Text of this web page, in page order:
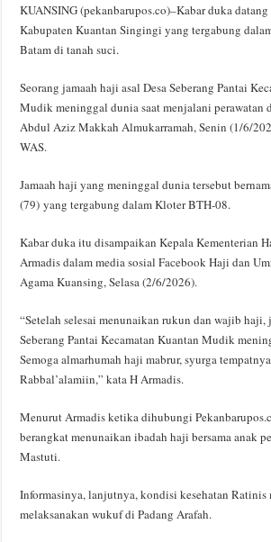
KUANSING (pekanbarupos.co)–Kabar duka
Kabupaten Kuantan Singingi yang tergabung
Batam di tanah suci.
Seorang jamaah haji asal Desa Seberang Pantai
Mudik meninggal dunia saat menjalani perawatan
Abdul Aziz Makkah Almukarramah, Senin (1/6/
WAS.
Jamaah haji yang meninggal dunia tersebut
(79) yang tergabung dalam Kloter BTH-08.
Kabar duka itu disampaikan Kepala Kementerian
Armadis dalam media sosial Facebook Haji dan
Agama Kuansing, Selasa (2/6/2026).
“Setelah selesai menunaikan rukun dan wajib haji,
Seberang Pantai Kecamatan Kuantan Mudik
Semoga almarhumah haji mabrur, syurga
Rabbal’alamiin,” kata H Armadis.
Menurut Armadis ketika dihubungi
berangkat menunaikan ibadah haji bersama anak
Mastuti.
Informasinya, lanjutnya, kondisi kesehatan Ratinis
melaksanakan wukuf di Padang Arafah.